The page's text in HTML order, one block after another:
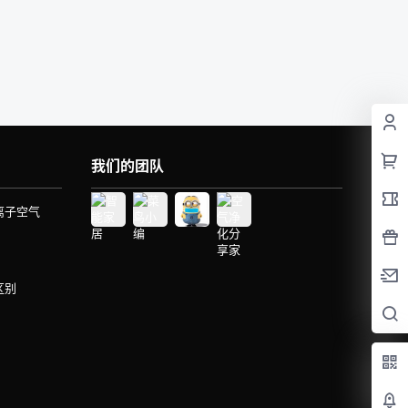
子空气
别
我们的团队